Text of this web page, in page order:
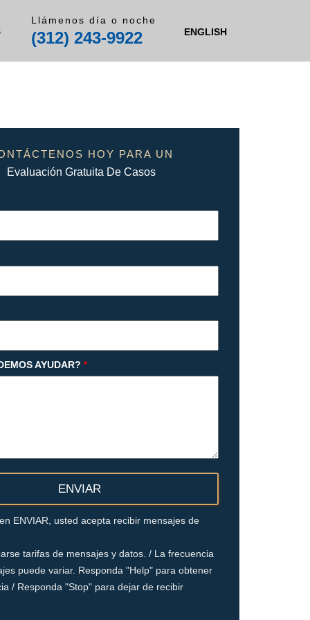
Llámenos día o noche
(312) 243-9922 ENGLISH
HOY PARA UN
Evaluación Gratuita De Casos
AYUDAR? *
ENVIAR, usted acepta recibir mensajes de
tarifas de mensajes y datos. / La frecuencia
puede variar. Responda "Help" para obtener
/ Responda "Stop" para dejar de recibir